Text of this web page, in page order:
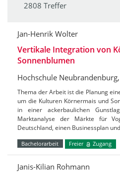
2808 Treffer
Jan-Henrik Wolter
Vertikale Integration von
Sonnenblumen
Hochschule
Thema der Arbeit ist die Planung
um die Kulturen Körnermais und
in einer ackerbaulichen
Marktanalyse der Märkte für
Deutschland, einen Businessplan
Bachelorarbeit Freier Zugang
Janis-Kilian Rohmann